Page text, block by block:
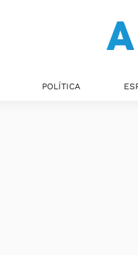
POLÍTICA